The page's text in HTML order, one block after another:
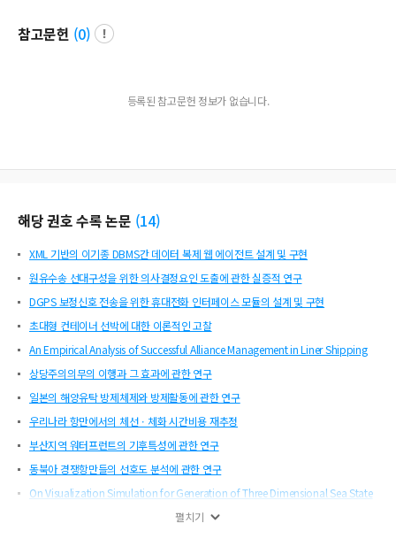
참고문헌 (0)
등록된 참고문헌 정보가 없습니다.
해당 권호 수록 논문 (14)
XML 기반의 이기종 DBMS간 데이터 복제 웹 에이전트 설계 및 구현
원유수송 선대구성을 위한 의사결정요인 도출에 관한 실증적 연구
DGPS 보정신호 전송을 위한 휴대전화 인터페이스 모듈의 설계 및 구현
초대형 컨테이너 선박에 대한 이론적인 고찰
An Empirical Analysis of Successful Alliance Management in Liner Shipping
상당주의의무의 이행과 그 효과에 관한 연구
일본의 해양유탁 방제체제와 방제활동에 관한 연구
우리나라 항만에서의 체선ㆍ체화 시간비용 재추정
부산지역 워터프런트의 기후특성에 관한 연구
동북아 경쟁항만들의 선호도 분석에 관한 연구
On Visualization Simulation for Generation of Three Dimensional Sea State
Hermite와 Spline 함수를 이용한 매립토공량 계산
펼치기